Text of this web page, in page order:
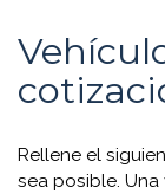
Rellene el
sea posible.